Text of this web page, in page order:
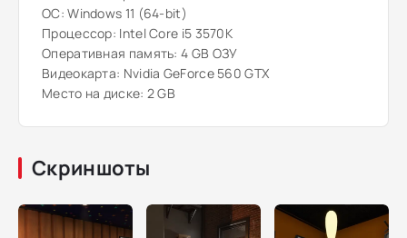
ОС: Windows 11 (64-bit)
Процессор: Intel Core i5 3570K
Оперативная память: 4 GB ОЗУ
Видеокарта: Nvidia GeForce 560 GTX
Место на диске: 2 GB
Скриншоты